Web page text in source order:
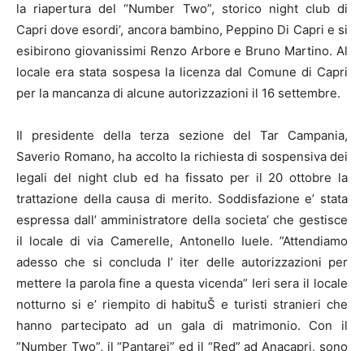
la riapertura del “Number Two”, storico night club di
Capri dove esordi’, ancora bambino, Peppino Di Capri e si
esibirono giovanissimi Renzo Arbore e Bruno Martino. Al
locale era stata sospesa la licenza dal Comune di Capri
per la mancanza di alcune autorizzazioni il 16 settembre.
Il presidente della terza sezione del Tar Campania,
Saverio Romano, ha accolto la richiesta di sospensiva dei
legali del night club ed ha fissato per il 20 ottobre la
trattazione della causa di merito. Soddisfazione e’ stata
espressa dall’ amministratore della societa’ che gestisce
il locale di via Camerelle, Antonello Iuele. ”Attendiamo
adesso che si concluda l’ iter delle autorizzazioni per
mettere la parola fine a questa vicenda” Ieri sera il locale
notturno si e’ riempito di habituŠ e turisti stranieri che
hanno partecipato ad un gala di matrimonio. Con il
”Number Two”, il “Pantarei” ed il “Red” ad Anacapri, sono